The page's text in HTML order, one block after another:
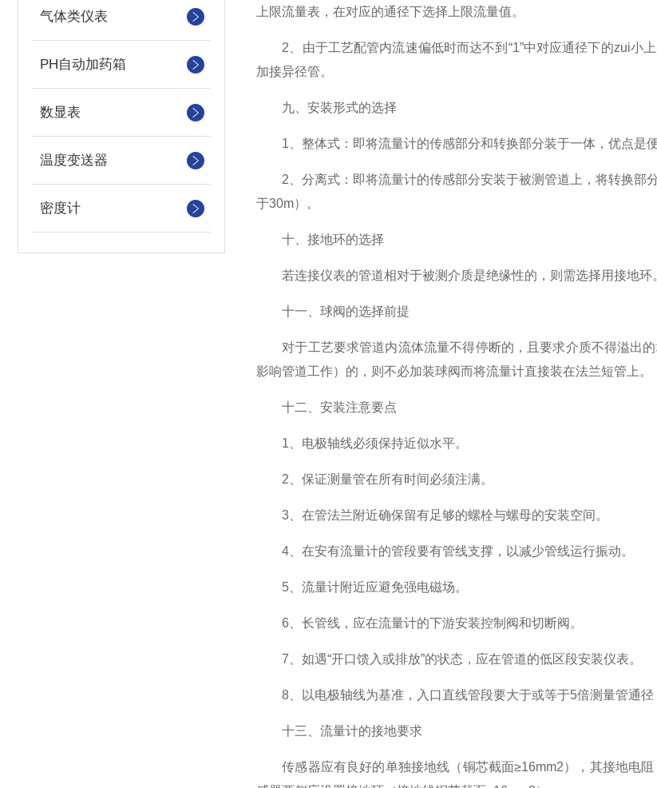
气体类仪表
PH自动加药箱
数显表
温度变送器
密度计
上限流量表，在对应的通径下选择上限流量值。
2、由于工艺配管内流速偏低时而达不到“1”中对应通径下的zui小
加接异径管。
九、安装形式的选择
1、整体式：即将流量计的传感部分和转换部分装于一体，优点是便
2、分离式：即将流量计的传感部分安装于被测管道上，将转换部
于30m）。
十、接地环的选择
若连接仪表的管道相对于被测介质是绝缘性的，则需选择用接地环
十一、球阀的选择前提
对于工艺要求管道内流体流量不得停断的，且要求介质不得溢出
影响管道工作）的，则不必加装球阀而将流量计直接装在法兰短管上。
十二、安装注意要点
1、电极轴线必须保持近似水平。
2、保证测量管在所有时间必须注满。
3、在管法兰附近确保留有足够的螺栓与螺母的安装空间。
4、在安有流量计的管段要有管线支撑，以减少管线运行振动。
5、流量计附近应避免强电磁场。
6、长管线，应在流量计的下游安装控制阀和切断阀。
7、如遇“开口馈入或排放”的状态，应在管道的低区段安装仪表。
8、以电极轴线为基准，入口直线管段要大于或等于5倍测量管通径
十三、流量计的接地要求
传感器应有良好的单独接地线（铜芯截面≥16mm2），其接地电阻